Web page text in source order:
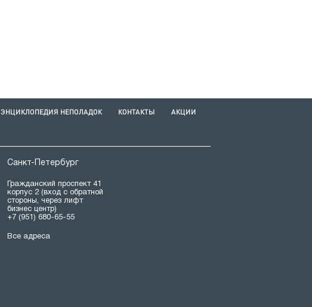
ЭНЦИКЛОПЕДИЯ НЕПОЛАДОК КОНТАКТЫ АКЦИИ
Санкт-Петербург
Гражданский проспект 41
корпус 2 (вход с обратной
стороны, через лифт
бизнес центр)
+7 (951) 680-65-55
Все адреса